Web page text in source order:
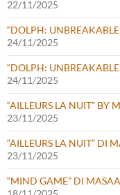
22/11/2025
“DOLPH:
24/11/2025
“DOLPH:
24/11/2025
“AILLEURS LA NUIT” BY
23/11/2025
“AILLEURS LA NUIT” DI
23/11/2025
“MIND GAME” DI